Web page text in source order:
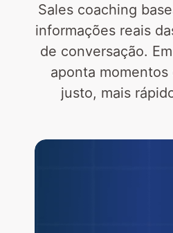
Sales coaching
informações reais
de conversação.
aponta
justo, mais